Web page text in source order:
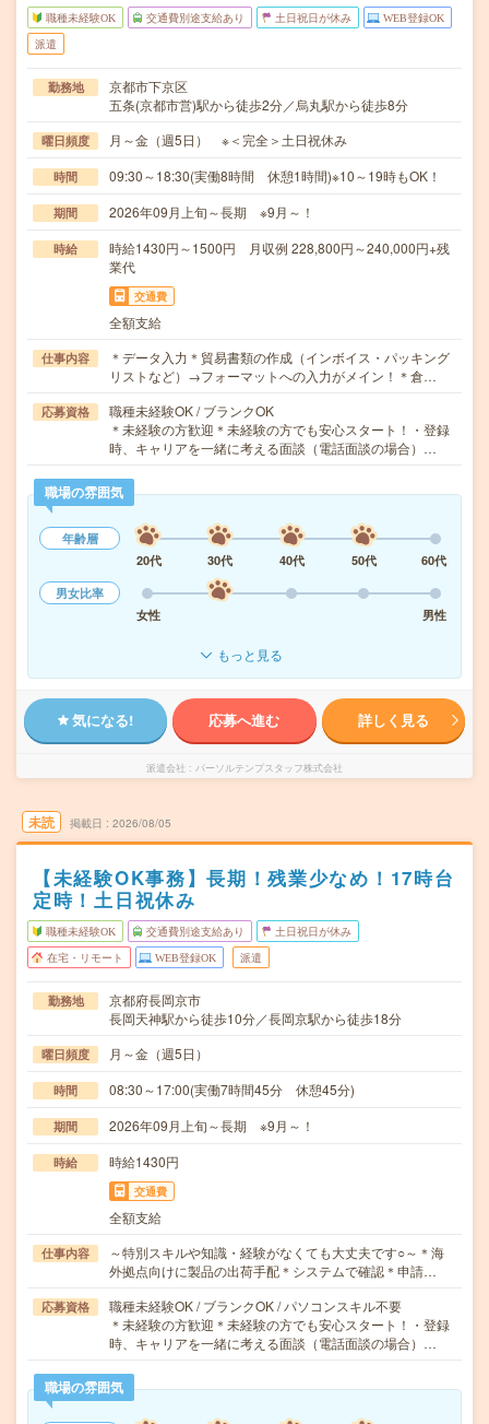
職種未経験OK 交通費別途支給あり 土日祝日が休み WEB登録OK
派遣
勤務地
京都市下京区
五条(京都市営)駅から徒歩2分／烏丸駅から徒歩8分
曜日頻度 月～金（週5日） ※＜完全＞土日祝休み
時間 09:30～18:30(実働8時間 休憩1時間)※10～19時もOK！
期間 2026年09月上旬～長期 ※9月～！
時給
時給1430円～1500円 月収例 228,800円～240,000円+残
業代
交通費
全額支給
仕事内容
＊データ入力＊貿易書類の作成（インボイス・パッキング
リストなど）→フォーマットへの入力がメイン！＊倉…
応募資格
職種未経験OK / ブランクOK
＊未経験の方歓迎＊未経験の方でも安心スタート！・登録
時、キャリアを一緒に考える面談（電話面談の場合）…
職場の雰囲気
年齢層
20代
30代 40代 50代
60代
男女比率
女性
男性
もっと見る
気になる! 応募へ進む 詳しく見る
派遣会社 パーソルテンプスタッフ株式会社
未読 掲載日 2026/08/05
【未経験OK事務】長期！残業少なめ！17時台
定時！土日祝休み
職種未経験OK 交通費別途支給あり 土日祝日が休み
在宅・リモート WEB登録OK 派遣
勤務地
京都府長岡京市
長岡天神駅から徒歩10分／長岡京駅から徒歩18分
曜日頻度 月～金（週5日）
時間 08:30～17:00(実働7時間45分 休憩45分)
期間 2026年09月上旬～長期 ※9月～！
時給 時給1430円
交通費
全額支給
仕事内容
～特別スキルや知識・経験がなくても大丈夫です○～＊海
外拠点向けに製品の出荷手配＊システムで確認＊申請…
応募資格
職種未経験OK / ブランクOK / パソコンスキル不要
＊未経験の方歓迎＊未経験の方でも安心スタート！・登録
時、キャリアを一緒に考える面談（電話面談の場合）…
職場の雰囲気